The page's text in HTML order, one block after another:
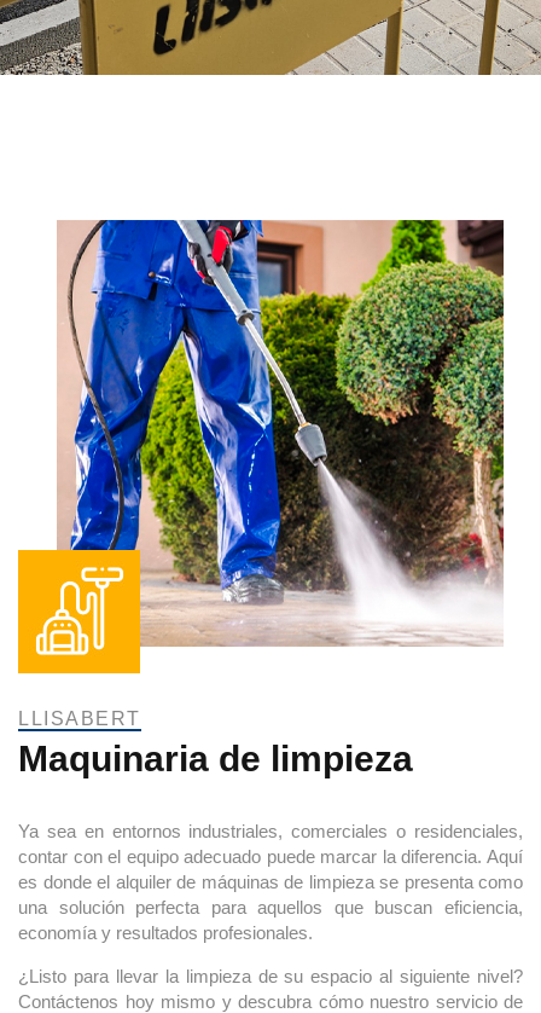
LLISABERT
Maquinaria de limpieza
Ya sea en entornos industriales, comerciales o residenciales,
contar con el equipo adecuado puede marcar la diferencia. Aquí
es donde el alquiler de máquinas de limpieza se presenta como
una solución perfecta para aquellos que buscan eficiencia,
economía y resultados profesionales.
¿Listo para llevar la limpieza de su espacio al siguiente nivel?
Contáctenos hoy mismo y descubra cómo nuestro servicio de